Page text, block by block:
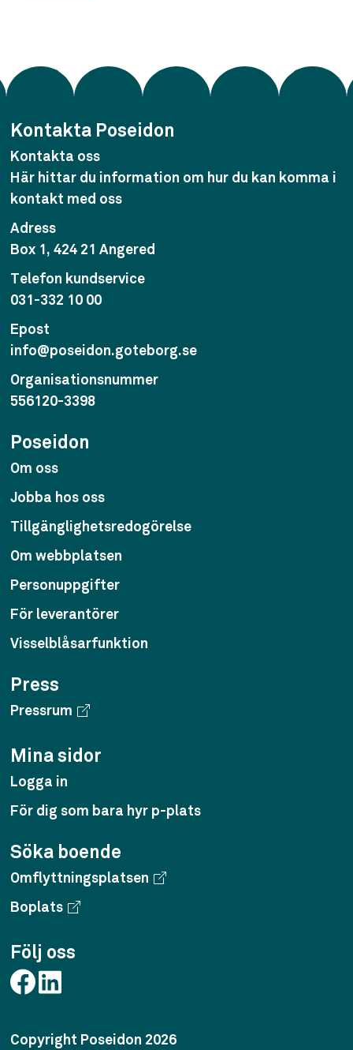
Kontakta Poseidon
Kontakta oss
Här hittar du information om hur du kan komma i
kontakt med oss
Adress
Box 1, 424 21 Angered
Telefon kundservice
031-332 10 00
Epost
info@poseidon.goteborg.se
Organisationsnummer
556120-3398
Poseidon
Om oss
Jobba hos oss
Tillgänglighetsredogörelse
Om webbplatsen
Personuppgifter
För leverantörer
Visselblåsarfunktion
Press
Pressrum
Mina sidor
Logga in
För dig som bara hyr p-plats
Söka boende
Omflyttningsplatsen
Boplats
Följ oss
Copyright Poseidon 2026